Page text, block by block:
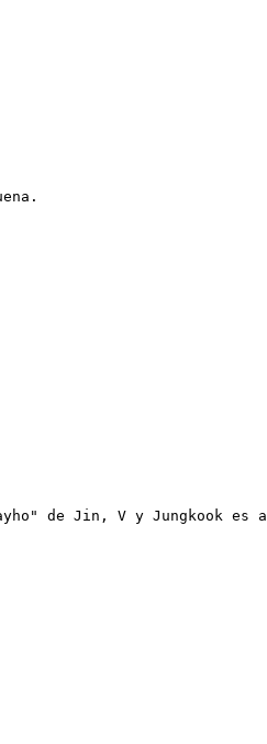
de Jin, V y Jungkook